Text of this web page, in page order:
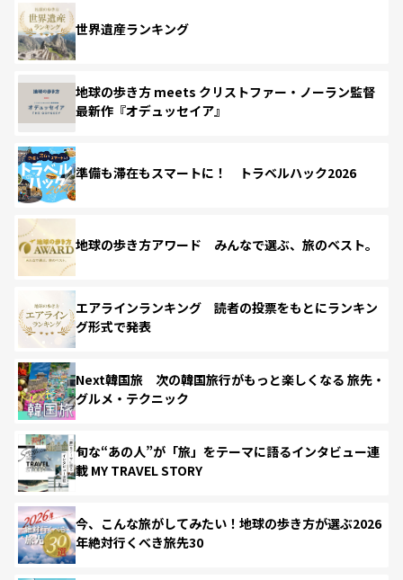
世界遺産ランキング
地球の歩き方 meets クリストファー・ノーラン監督
最新作『オデュッセイア』
準備も滞在もスマートに！ トラベルハック2026
地球の歩き方アワード みんなで選ぶ、旅のベスト。
エアラインランキング 読者の投票をもとにランキン
グ形式で発表
Next韓国旅 次の韓国旅行がもっと楽しくなる 旅先・
グルメ・テクニック
旬な“あの人”が「旅」をテーマに語るインタビュー連
載 MY TRAVEL STORY
今、こんな旅がしてみたい！地球の歩き方が選ぶ2026
年絶対行くべき旅先30